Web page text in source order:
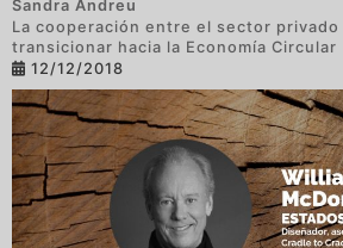
Sandra Andreu
La cooperación entre el sector privado
transicionar hacia la Economía Circular
12/12/2018